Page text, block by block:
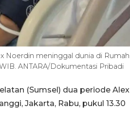
Noerdin meninggal dunia di Rumah
ANTARA/Dokumentasi Pribadi
(Sumsel) dua periode Alex
Jakarta, Rabu, pukul 13.30